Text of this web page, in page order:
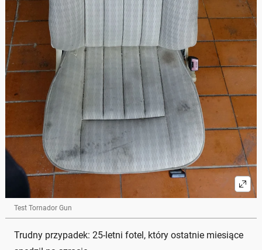
Test Tornador Gun
Trudny przypadek: 25-letni fotel, który ostatnie miesiące